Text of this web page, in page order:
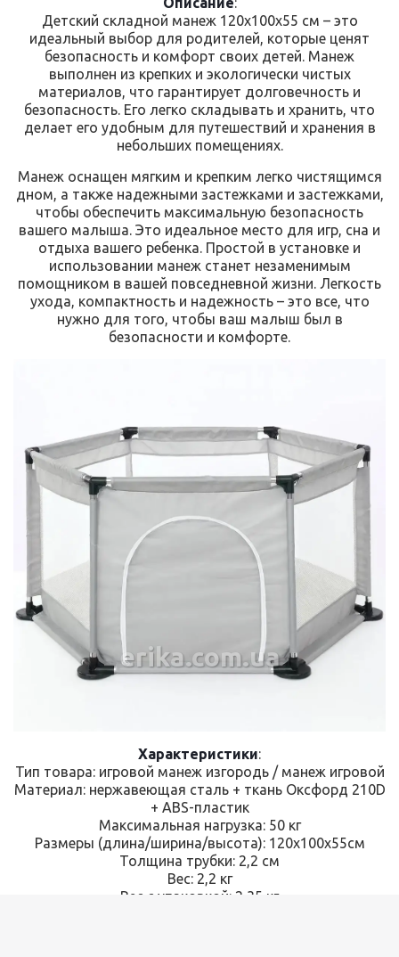
Детский складной манеж 120x100x55 см – это
идеальный выбор для родителей, которые ценят
безопасность и комфорт своих детей. Манеж
выполнен из крепких и экологически чистых
материалов, что гарантирует долговечность и
безопасность. Его легко складывать и хранить, что
делает его удобным для путешествий и хранения в
небольших помещениях.
Манеж оснащен мягким и крепким легко чистящимся
дном, а также надежными застежками и застежками,
чтобы обеспечить максимальную безопасность
вашего малыша. Это идеальное место для игр, сна и
отдыха вашего ребенка. Простой в установке и
использовании манеж станет незаменимым
помощником в вашей повседневной жизни. Легкость
ухода, компактность и надежность – это все, что
нужно для того, чтобы ваш малыш был в
безопасности и комфорте.
erika.com.ua
Характеристики:
Тип товара: игровой манеж изгородь / манеж игровой
Материал: нержавеющая сталь + ткань Оксфорд 210D
+ ABS-пластик
Максимальная нагрузка: 50 кг
Размеры (длина/ширина/высота): 120х100х55см
Толщина трубки: 2,2 см
Вес: 2,2 кг
Вес с упаковкой: 2,35 кг